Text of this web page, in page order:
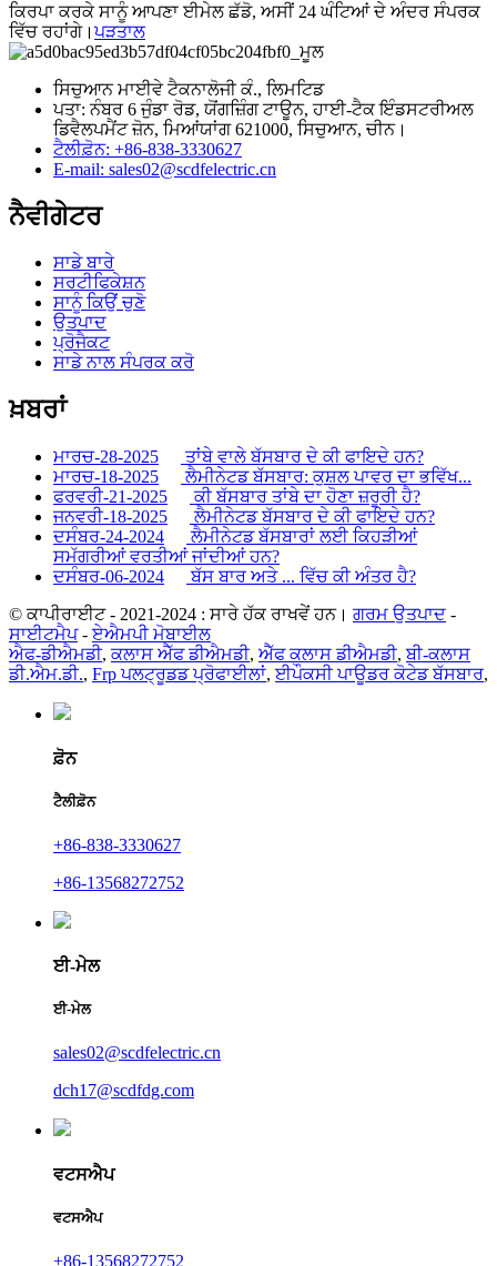
ਕਿਰਪਾ ਕਰਕੇ ਸਾਨੂੰ ਆਪਣਾ ਈਮੇਲ ਛੱਡੋ, ਅਸੀਂ 24 ਘੰਟਿਆਂ ਦੇ ਅੰਦਰ ਸੰਪਰਕ
ਵਿੱਚ ਰਹਾਂਗੇ।ਪੜਤਾਲ
ਸਿਚੁਆਨ ਮਾਈਵੇ ਟੈਕਨਾਲੋਜੀ ਕੰ., ਲਿਮਟਿਡ
ਪਤਾ: ਨੰਬਰ 6 ਜੁੰਡਾ ਰੋਡ, ਯੋਂਗਜ਼ਿੰਗ ਟਾਊਨ, ਹਾਈ-ਟੈਕ ਇੰਡਸਟਰੀਅਲ
ਡਿਵੈਲਪਮੈਂਟ ਜ਼ੋਨ, ਮਿਆਂਯਾਂਗ 621000, ਸਿਚੁਆਨ, ਚੀਨ।
ਟੈਲੀਫ਼ੋਨ: +86-838-3330627
E-mail: sales02@scdfelectric.cn
ਨੈਵੀਗੇਟਰ
ਸਾਡੇ ਬਾਰੇ
ਸਰਟੀਫਿਕੇਸ਼ਨ
ਸਾਨੂੰ ਕਿਉਂ ਚੁਣੋ
ਉਤਪਾਦ
ਪ੍ਰੋਜੈਕਟ
ਸਾਡੇ ਨਾਲ ਸੰਪਰਕ ਕਰੋ
ਖ਼ਬਰਾਂ
ਮਾਰਚ-28-2025
ਤਾਂਬੇ ਵਾਲੇ ਬੱਸਬਾਰ ਦੇ ਕੀ ਫਾਇਦੇ ਹਨ?
ਮਾਰਚ-18-2025
ਲੈਮੀਨੇਟਡ ਬੱਸਬਾਰ: ਕੁਸ਼ਲ ਪਾਵਰ ਦਾ ਭਵਿੱਖ...
ਫਰਵਰੀ-21-2025
ਕੀ ਬੱਸਬਾਰ ਤਾਂਬੇ ਦਾ ਹੋਣਾ ਜ਼ਰੂਰੀ ਹੈ?
ਜਨਵਰੀ-18-2025
ਲੈਮੀਨੇਟਡ ਬੱਸਬਾਰ ਦੇ ਕੀ ਫਾਇਦੇ ਹਨ?
ਦਸੰਬਰ-24-2024
ਲੈਮੀਨੇਟਡ ਬੱਸਬਾਰਾਂ ਲਈ ਕਿਹੜੀਆਂ
ਸਮੱਗਰੀਆਂ ਵਰਤੀਆਂ ਜਾਂਦੀਆਂ ਹਨ?
ਦਸੰਬਰ-06-2024
ਬੱਸ ਬਾਰ ਅਤੇ ... ਵਿੱਚ ਕੀ ਅੰਤਰ ਹੈ?
© ਕਾਪੀਰਾਈਟ - 2021-2024 : ਸਾਰੇ ਹੱਕ ਰਾਖਵੇਂ ਹਨ। ਗਰਮ ਉਤਪਾਦ -
ਸਾਈਟਮੈਪ-ਏਐਮਪੀ ਮੋਬਾਈਲ
ਐਫ-ਡੀਐਮਡੀ,ਕਲਾਸ ਐੱਫ ਡੀਐਮਡੀ, ਐੱਫ ਕਲਾਸ ਡੀਐਮਡੀ,ਬੀ-ਕਲਾਸ
ਡੀ.ਐਮ.ਡੀ., Frp ਪਲਟ੍ਰੂਡਡ ਪ੍ਰੋਫਾਈਲਾਂ,ਈਪੌਕਸੀ ਪਾਊਡਰ ਕੋਟੇਡ ਬੱਸਬਾਰ,
ਫ਼ੋਨ
ਟੈਲੀਫ਼ੋਨ
+86-838-3330627
+86-13568272752
ਈ-ਮੇਲ
ਈ-ਮੇਲ
sales02@scdfelectric.cn
dch17@scdfdg.com
ਵਟਸਐਪ
ਵਟਸਐਪ
+86-13568272752